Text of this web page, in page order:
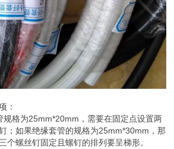
：
规格为25mm*20mm，需要在固定点设置两
；如果绝缘套管的规格为25mm*30mm，那
个螺丝钉固定且螺钉的排列要呈梯形。